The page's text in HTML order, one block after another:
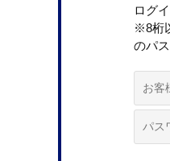
ログ
※8桁
のパ